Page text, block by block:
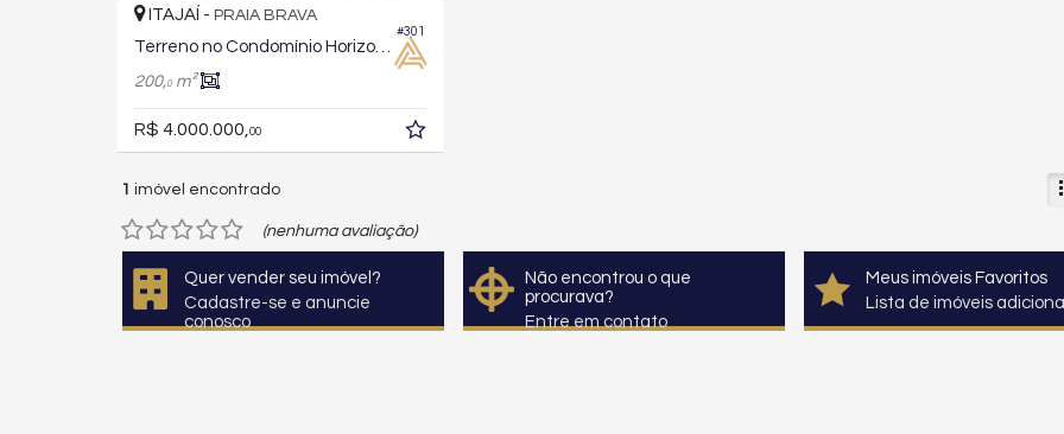
#301
ITAJAÍ - PRAIA BRAVA
200,0m²
R$ 4.000.000, 00
1 imóvel encontrado
(nenhuma avaliação)
Quer vender seu imóvel?
Cadastre-se e anuncie
conosco
Não encontrou o que
procurava?
Entre em contato
Meus imóveis Favoritos
Lista de imóveis